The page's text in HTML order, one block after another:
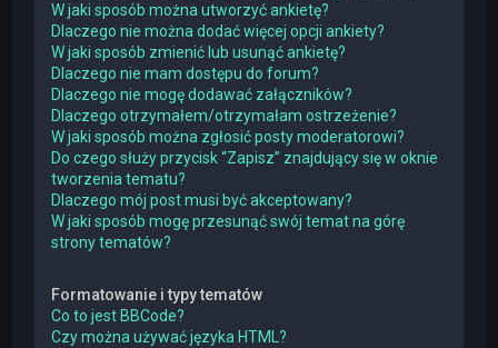
W jaki sposób można utworzyć ankietę?
Dlaczego nie można dodać więcej opcji ankiety?
W jaki sposób zmienić lub usunąć ankietę?
Dlaczego nie mam dostępu do forum?
Dlaczego nie mogę dodawać załączników?
Dlaczego otrzymałem/otrzymałam ostrzeżenie?
W jaki sposób można zgłosić posty moderatorowi?
Do czego służy przycisk “Zapisz” znajdujący się w oknie
tworzenia tematu?
Dlaczego mój post musi być akceptowany?
W jaki sposób mogę przesunąć swój temat na górę
strony tematów?
Formatowanie i typy tematów
Co to jest BBCode?
Czy można używać języka HTML?